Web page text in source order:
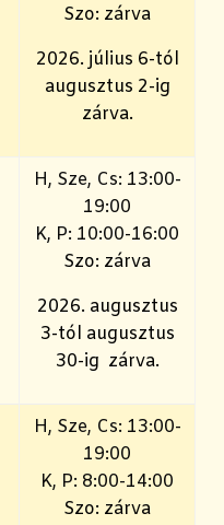
Szo: zárva
2026. július 6-tól
augusztus 2-ig
zárva.
H, Sze, Cs: 13:00-
19:00
K, P: 10:00-16:00
Szo: zárva
2026. augusztus
3-tól augusztus
30-ig zárva.
H, Sze, Cs: 13:00-
19:00
K, P: 8:00-14:00
Szo: zárva